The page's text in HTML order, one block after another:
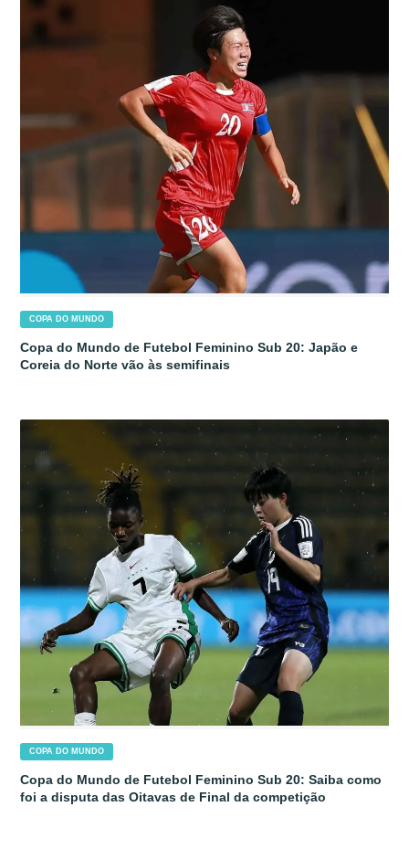
COPA DO MUNDO
Copa do Mundo de Futebol Feminino Sub 20: Japão e
Coreia do Norte vão às semifinais
COPA DO MUNDO
Copa do Mundo de Futebol Feminino Sub 20: Saiba como
foi a disputa das Oitavas de Final da competição